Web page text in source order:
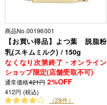
商品No.00196001
【お買い得品】よつ葉 脱脂粉
乳(スキムミルク) / 150g
なくなり次第終了・オンライン
ショップ限定(店舗受取不可)
通常価格421円 2%OFF
412円 (税込)
（28件）